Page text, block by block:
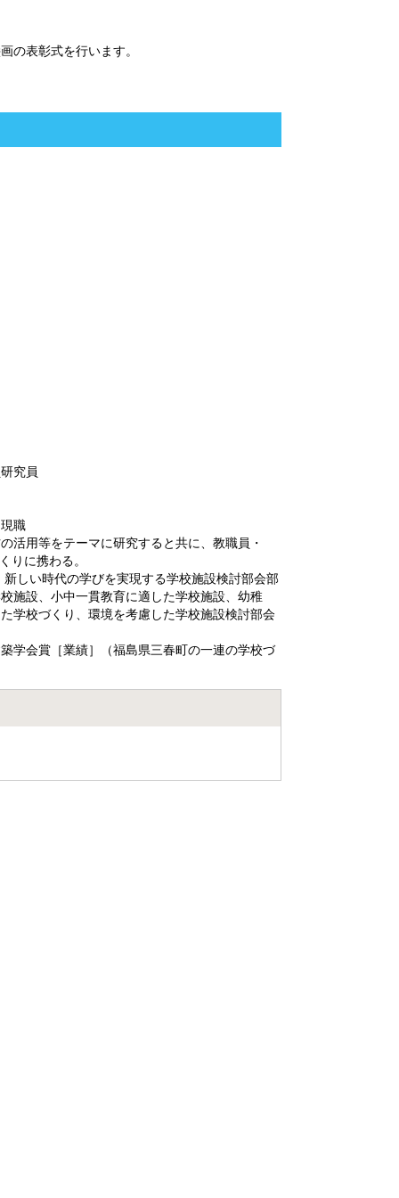
表彰式を行います。
究員
職
活用等をテーマに研究すると共に、教職員・
りに携わる。
しい時代の学びを実現する学校施設検討部会部
施設、小中一貫教育に適した学校施設、幼稚
学校づくり、環境を考慮した学校施設検討部会
学会賞［業績］（福島県三春町の一連の学校づ